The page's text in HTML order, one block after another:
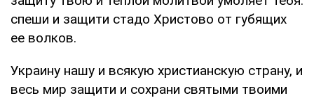
спеши и защити стадо Христово от губящих
ее волков.
Украину нашу и всякую христианскую страну, и
весь мир защити и сохрани святыми твоими